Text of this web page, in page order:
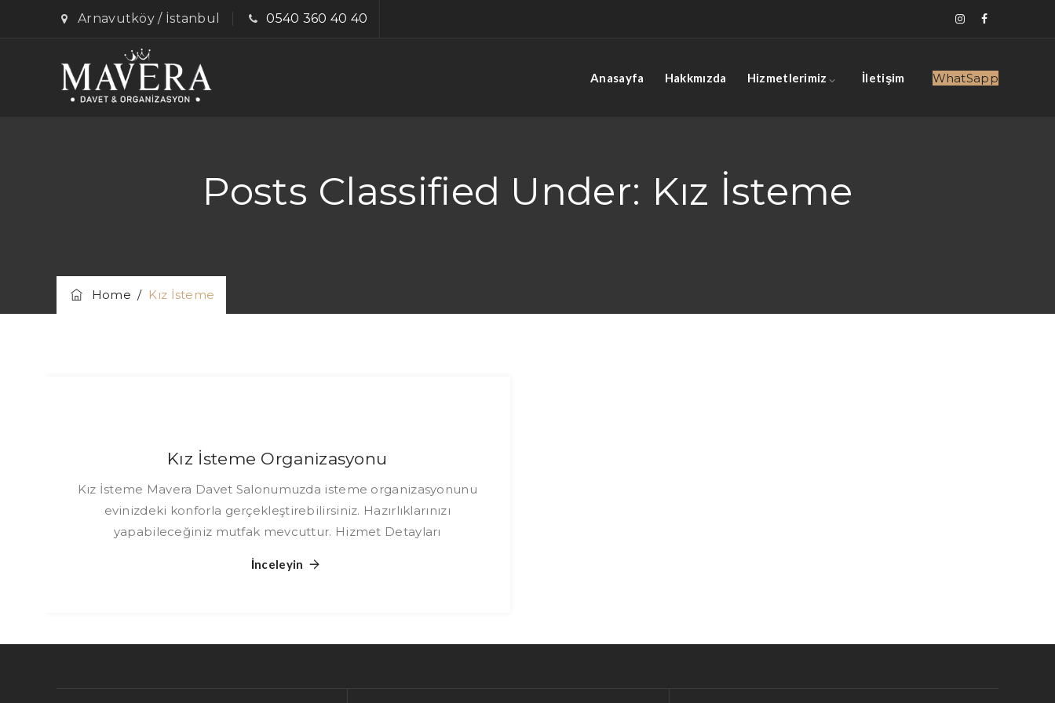
Arnavutköy / İstanbul 0540 360 40 40
WhatSapp
Anasayfa Hakkmızda Hizmetlerimiz İletişim
Posts Classified Under: Kız İsteme
Home / Kız İsteme
Kız İsteme Organizasyonu
Kız İsteme Mavera Davet Salonumuzda isteme organizasyonunu
evinizdeki konforla gerçekleştirebilirsiniz. Hazırlıklarınızı
yapabileceğiniz mutfak mevcuttur. Hizmet Detayları
İnceleyin